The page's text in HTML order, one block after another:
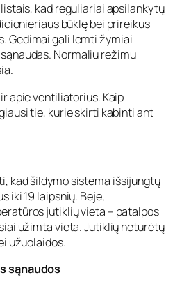
kad reguliariai apsilankytų
būklę bei prireikus
Gedimai gali lemti žymiai
Normaliu režimu
apie ventiliatorius. Kaip
tie, kurie skirti kabinti ant
kad šildymo sistema išsijungtų
iki 19 laipsnių. Beje,
jutiklių vieta – patalpos
užimta vieta. Jutiklių neturėtų
užuolaidos.
sąnaudos